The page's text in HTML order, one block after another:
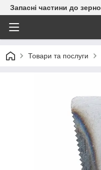
Запасні частини до
Товари та послуги